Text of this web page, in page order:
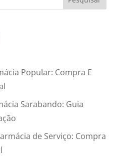
Popular: Compra E
Sarabando: Guia
de Serviço: Compra